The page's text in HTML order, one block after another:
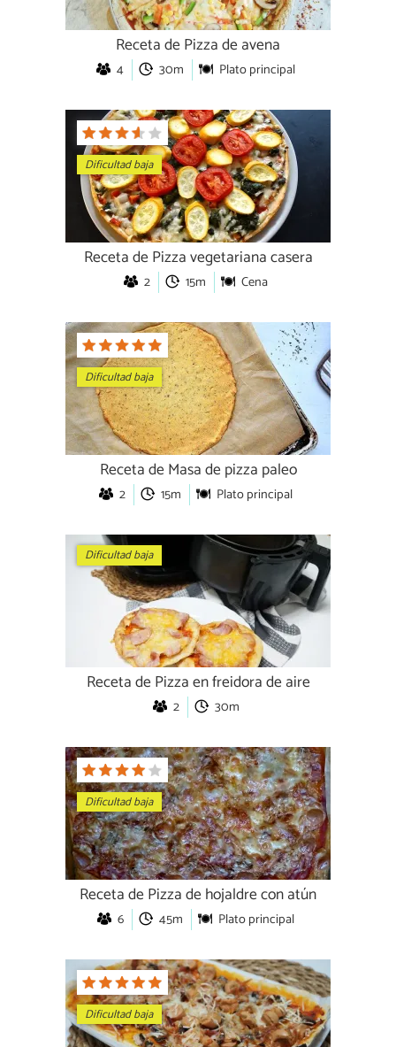
Receta de Pizza de avena
4 30m Plato principal
Dificultad baja
Receta de Pizza vegetariana casera
2 15m Cena
Dificultad baja
Receta de Masa de pizza paleo
2 15m Plato principal
Dificultad baja
Receta de Pizza en freidora de aire
2 30m
Dificultad baja
Receta de Pizza de hojaldre con atún
6 45m Plato principal
Dificultad baja